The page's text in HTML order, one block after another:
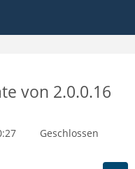
von 2.0.0.16
Geschlossen